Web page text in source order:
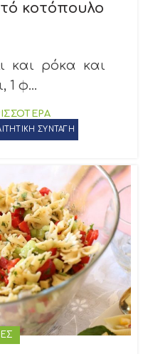
κοτόπουλο
και ρόκα και
1 φ...
ΣΥΝΤΑΓΗ